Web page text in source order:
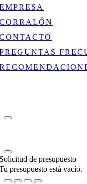
EMPRESA
CORRALÓN
CONTACTO
PREGUNTAS
Solicitud de presupuesto
Tu presupuesto está vacío.